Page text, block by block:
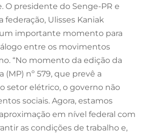
O presidente do Senge-PR e
Ulisses Kaniak
importante momento para
entre os movimentos
“No momento da edição da
(MP) nº 579, que prevê a
setor elétrico, o governo não
sociais. Agora, estamos
em nível federal com
as condições de trabalho e,